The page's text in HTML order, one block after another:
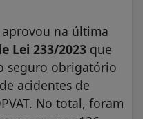
na última
Lei 233/2023 que
seguro obrigatório
acidentes de
No total, foram